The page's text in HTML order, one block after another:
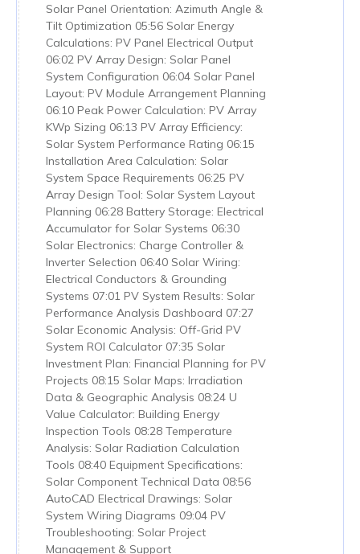
Solar Panel Orientation: Azimuth Angle &
Tilt Optimization 05:56 Solar Energy
Calculations: PV Panel Electrical Output
06:02 PV Array Design: Solar Panel
System Configuration 06:04 Solar Panel
Layout: PV Module Arrangement Planning
06:10 Peak Power Calculation: PV Array
KWp Sizing 06:13 PV Array Efficiency:
Solar System Performance Rating 06:15
Installation Area Calculation: Solar
System Space Requirements 06:25 PV
Array Design Tool: Solar System Layout
Planning 06:28 Battery Storage: Electrical
Accumulator for Solar Systems 06:30
Solar Electronics: Charge Controller &
Inverter Selection 06:40 Solar Wiring:
Electrical Conductors & Grounding
Systems 07:01 PV System Results: Solar
Performance Analysis Dashboard 07:27
Solar Economic Analysis: Off-Grid PV
System ROI Calculator 07:35 Solar
Investment Plan: Financial Planning for PV
Projects 08:15 Solar Maps: Irradiation
Data & Geographic Analysis 08:24 U
Value Calculator: Building Energy
Inspection Tools 08:28 Temperature
Analysis: Solar Radiation Calculation
Tools 08:40 Equipment Specifications:
Solar Component Technical Data 08:56
AutoCAD Electrical Drawings: Solar
System Wiring Diagrams 09:04 PV
Troubleshooting: Solar Project
Management & Support